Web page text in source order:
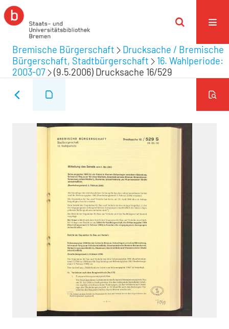
Bremische Bürgerschaft
Drucksache / Bremische
Bürgerschaft, Stadtbürgerschaft
16. Wahlperiode:
2003-07
(9.5.2006) Drucksache 16/529